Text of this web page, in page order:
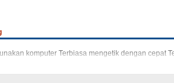
komputer Terbiasa mengetik dengan cepat